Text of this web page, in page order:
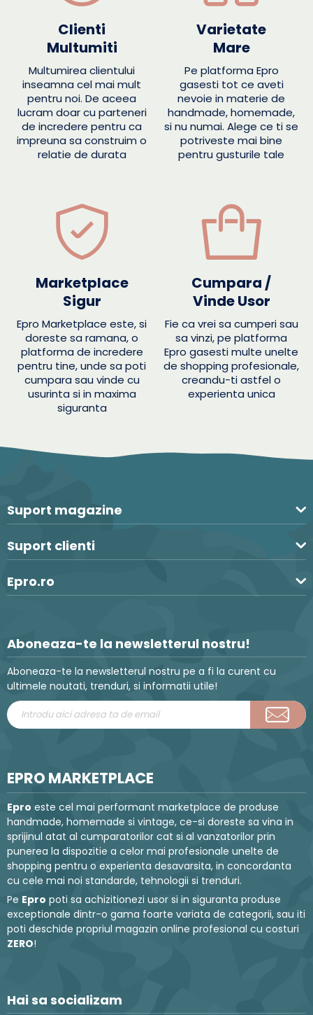
Clienti
Multumiti
Multumirea clientului
inseamna cel mai mult
pentru noi. De aceea
lucram doar cu parteneri
de incredere pentru ca
impreuna sa construim o
relatie de durata
Varietate
Mare
Pe platforma Epro
gasesti tot ce aveti
nevoie in materie de
handmade, homemade,
si nu numai. Alege ce ti se
potriveste mai bine
pentru gusturile tale
Marketplace
Sigur
Epro Marketplace este, si
doreste sa ramana, o
platforma de incredere
pentru tine, unde sa poti
cumpara sau vinde cu
usurinta si in maxima
siguranta
Cumpara /
Vinde Usor
Fie ca vrei sa cumperi sau
sa vinzi, pe platforma
Epro gasesti multe unelte
de shopping profesionale,
creandu-ti astfel o
experienta unica
Suport magazine
Suport clienti
Epro.ro
Aboneaza-te la newsletterul nostru!
Aboneaza-te la newsletterul nostru pe a fi la curent cu
ultimele noutati, trenduri, si informatii utile!
EPRO MARKETPLACE
Epro este cel mai performant marketplace de produse
handmade, homemade si vintage, ce-si doreste sa vina in
sprijinul atat al cumparatorilor cat si al vanzatorilor prin
punerea la dispozitie a celor mai profesionale unelte de
shopping pentru o experienta desavarsita, in concordanta
cu cele mai noi standarde, tehnologii si trenduri.
Pe Epro poti sa achizitionezi usor si in siguranta produse
exceptionale dintr-o gama foarte variata de categorii, sau iti
poti deschide propriul magazin online profesional cu costuri
ZERO!
Hai sa socializam